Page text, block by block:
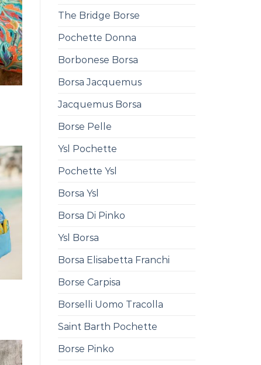
The Bridge Borse
Pochette Donna
Borbonese Borsa
Borsa Jacquemus
Jacquemus Borsa
Borse Pelle
Ysl Pochette
Pochette Ysl
Borsa Ysl
Borsa Di Pinko
Ysl Borsa
Borsa Elisabetta Franchi
Borse Carpisa
Borselli Uomo Tracolla
Saint Barth Pochette
Borse Pinko